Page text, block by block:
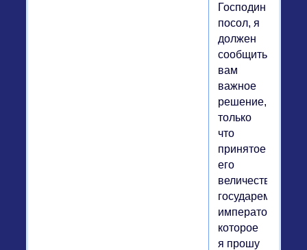
Господин
посол, я
должен
сообщить
вам
важное
решение,
только
что
принятое
его
величеством
государем
императором,
которое
я прошу